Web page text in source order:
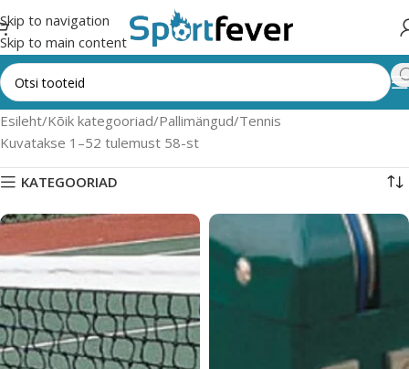
Skip to navigation
Skip to main content
Esileht Kõik kategooriad Pallimängud Tennis
Kuvatakse 1–52 tulemust 58-st
KATEGOORIAD